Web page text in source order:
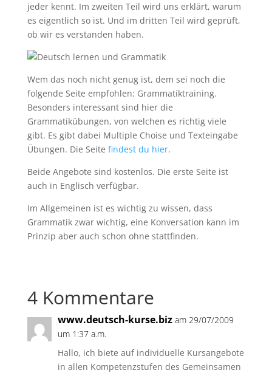
jeder kennt. Im zweiten Teil wird uns erklärt, warum
es eigentlich so ist. Und im dritten Teil wird geprüft,
ob wir es verstanden haben.
Wem das noch nicht genug ist, dem sei noch die
folgende Seite empfohlen: Grammatiktraining.
Besonders interessant sind hier die
Grammatikübungen, von welchen es richtig viele
gibt. Es gibt dabei Multiple Choise und Texteingabe
Übungen. Die Seite findest du hier.
Beide Angebote sind kostenlos. Die erste Seite ist
auch in Englisch verfügbar.
Im Allgemeinen ist es wichtig zu wissen, dass
Grammatik zwar wichtig, eine Konversation kann im
Prinzip aber auch schon ohne stattfinden.
4 Kommentare
www.deutsch-kurse.biz am 29/07/2009
um 1:37 a.m.
Hallo, ich biete auf individuelle Kursangebote
in allen Kompetenzstufen des Gemeinsamen